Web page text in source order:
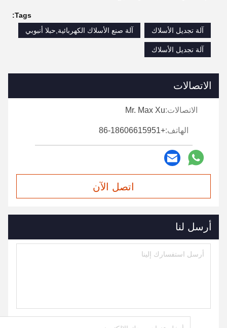
Tags:
آلة تجديل الأسلاك
آلة صنع الأسلاك الكهربائية,حبلا أنبوبي
آلة تجديل الأسلاك
الاتصالات
الاتصالات:Mr. Max Xu
الهاتف:+86-18606615951
اتصل الآن
أرسل لنا